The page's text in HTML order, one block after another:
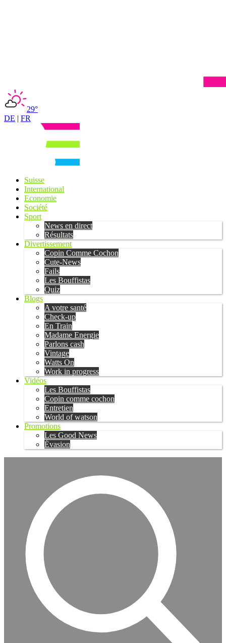
29°
DE | FR
Suisse
International
Economie
Société
Sport
News en direct
Résultats
Divertissement
Copin Comme Cochon
Cute-News
Fails
Les Bouffistas
Quiz
Blogs
A votre santé
Check-up
En Train
Madame Energie
Parlons cash
Vintage
Watts On
Work in progress
Vidéos
Les Bouffistas
Copin comme cochon
Entretien
World of watson
Promotions
Les Good News
Évasion